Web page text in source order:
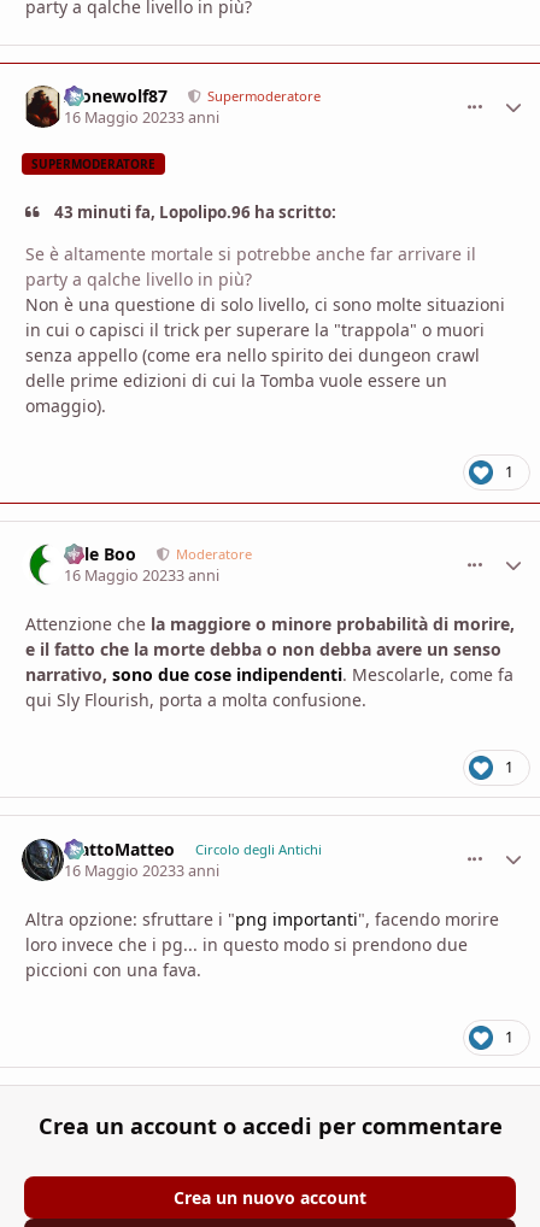
party a qalche livello in più?
Alonewolf87 Supermoderatore
16 Maggio 20233 anni
SUPERMODERATORE
43 minuti fa, Lopolipo.96 ha scritto:
Se è altamente mortale si potrebbe anche far arrivare il
party a qalche livello in più?
Non è una questione di solo livello, ci sono molte situazioni
in cui o capisci il trick per superare la "trappola" o muori
senza appello (come era nello spirito dei dungeon crawl
delle prime edizioni di cui la Tomba vuole essere un
omaggio).
1
Bille Boo Moderatore
16 Maggio 20233 anni
Attenzione che la maggiore o minore probabilità di morire,
e il fatto che la morte debba o non debba avere un senso
narrativo, sono due cose indipendenti. Mescolarle, come fa
qui Sly Flourish, porta a molta confusione.
1
MattoMatteo Circolo degli Antichi
16 Maggio 20233 anni
Altra opzione: sfruttare i "png importanti", facendo morire
loro invece che i pg... in questo modo si prendono due
piccioni con una fava.
1
Crea un account o accedi per commentare
Crea un nuovo account